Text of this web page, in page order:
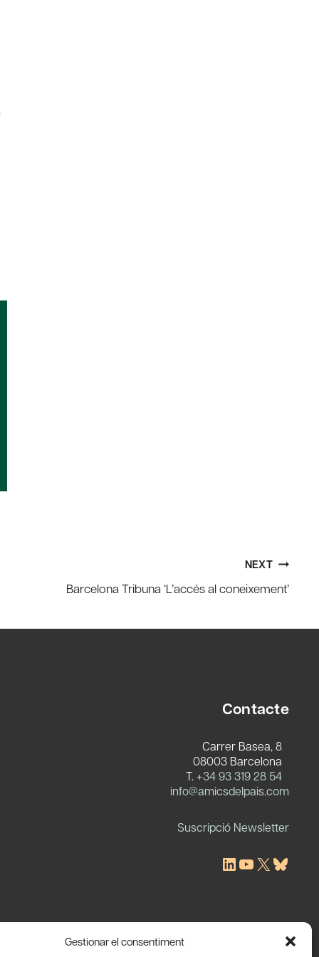
Gestionar el consentiment
NEXT
Barcelona Tribuna ‘L’accés al coneixement’
Contacte
Carrer Basea, 8
08003 Barcelona
T. +34 93 319 28 54
info@amicsdelpais.com
Suscripció Newsletter
LinkedIn
YouTube
X